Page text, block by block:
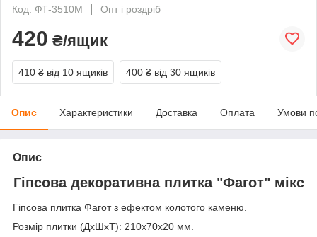
Код: ФТ-3510М
Опт і роздріб
420 ₴/ящик
410 ₴ від 10 ящиків 400 ₴ від 30 ящиків
Опис Характеристики Доставка Оплата Умови
Опис
Гіпсова декоративна плитка "Фагот" мікс
Гіпсова плитка Фагот з ефектом колотого каменю.
Розмір плитки (ДхШхТ): 210х70х20 мм.